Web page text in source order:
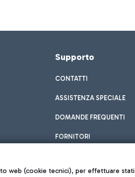
Supporto
CONTATTI
ASSISTENZA SPECIALE
DOMANDE FREQUENTI
FORNITORI
web (cookie tecnici), per effettuare